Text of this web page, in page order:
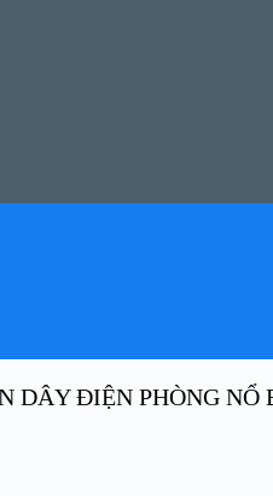
DÂY ĐIỆN PHÒNG NỔ